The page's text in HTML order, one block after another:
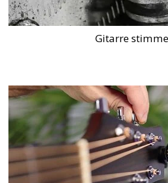
Gitarre